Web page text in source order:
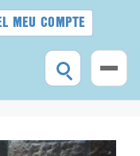
MEU COMPTE